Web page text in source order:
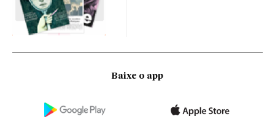
Baixe o app